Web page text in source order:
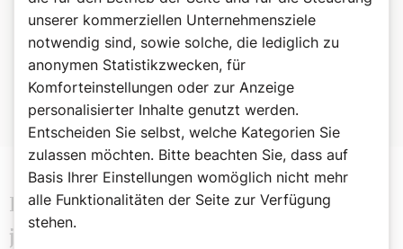
Danach engagierte er sich in Sofia im Rahmen der
CONCORDIA-Sozialprojekte für Kinder und Jugendliche, die
auf der Straße und in Armenvierteln lebten. Seit 2009 ist er
Mitglied des Vorstands von CONCORDIA-Sozialprojekte. Von
2012 bis 2018 war er Rektor des Jesuitenkollegs in Innsbruck
und seither ist er Superior der Jesuiten in Wien.
Es gibt einen Jesuiten, der natürlich
jetzt für den Orden seit einem
unserer kommerziellen Unternehmensziele
notwendig sind, sowie solche, die lediglich zu
anonymen Statistikzwecken, für
Komforteinstellungen oder zur Anzeige
personalisierter Inhalte genutzt werden.
Entscheiden Sie selbst, welche Kategorien Sie
zulassen möchten. Bitte beachten Sie, dass auf
Basis Ihrer Einstellungen womöglich nicht mehr
alle Funktionalitäten der Seite zur Verfügung
stehen.